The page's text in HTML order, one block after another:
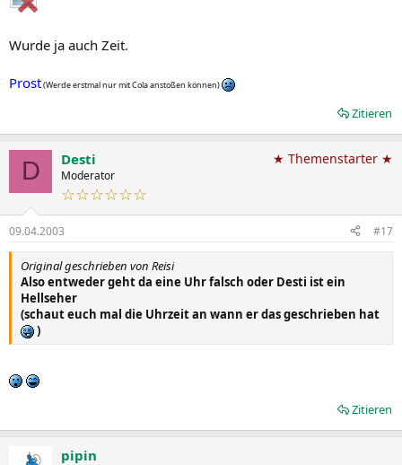
Wurde ja auch Zeit.
Prost(Werde erstmal nur mit Cola anstoßen können)
Zitieren
D Desti
Moderator
☆☆☆☆☆☆
★ Themenstarter ★
09.04.2003 #17
Original geschrieben von Reisi
Also entweder geht da eine Uhr falsch oder Desti ist ein
Hellseher
(schaut euch mal die Uhrzeit an wann er das geschrieben hat
)
Zitieren
pipin